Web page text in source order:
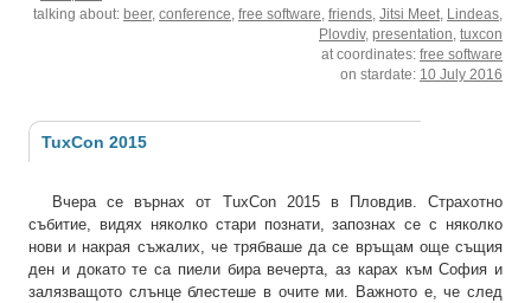
talking about: beer, conference free software friends Jitsi Meet Lindeas
Plovdiv, presentation tuxcon
at coordinates: free software
on stardate: 10 July 2016
TuxCon 2015
Вчера се върнах от TuxCon 2015 в Пловдив. Страхотно
събитие, видях няколко стари познати, запознах се с няколко
нови и накрая съжалих, че трябваше да се връщам още същия
ден и докато те са пиели бира вечерта, аз карах към София и
залязващото слънце блестеше в очите ми. Важното е, че след